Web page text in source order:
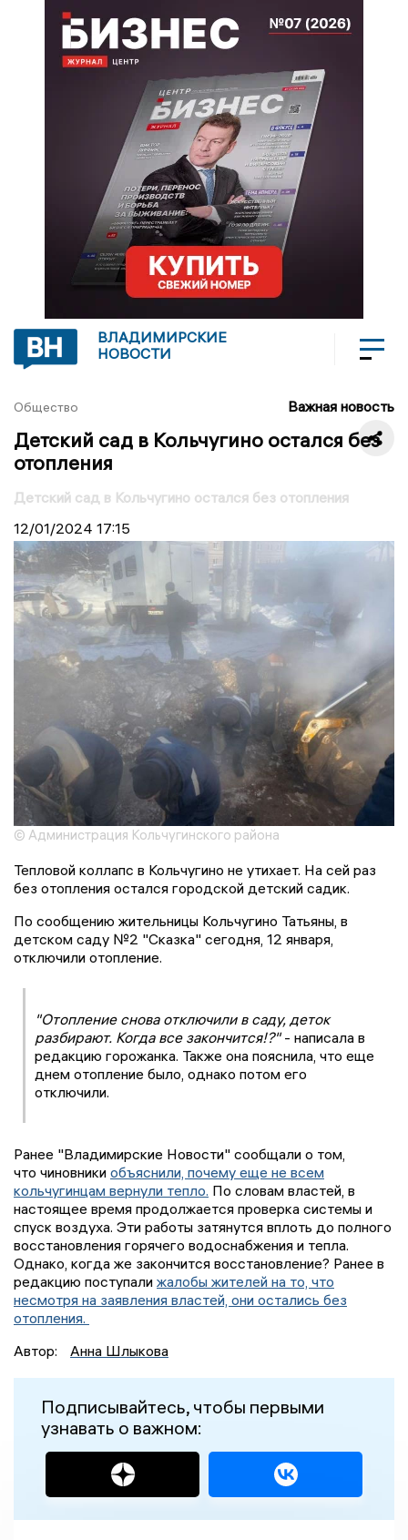
ВЛАДИМИРСКИЕ
НОВОСТИ
Общество Важная новость
Детский сад в Кольчугино остался без
отопления
Детский сад в Кольчугино остался без отопления
12/01/2024 17:15
© Администрация Кольчугинского района
Тепловой коллапс в Кольчугино не утихает. На сей раз
без отопления остался городской детский садик.
По сообщению жительницы Кольчугино Татьяны, в
детском саду №2 "Сказка" сегодня, 12 января,
отключили отопление.
"Отопление снова отключили в саду, деток
разбирают. Когда все закончится!?"- написала в
редакцию горожанка. Также она пояснила, что еще
днем отопление было, однако потом его
отключили.
Ранее "Владимирские Новости" сообщали о том,
что чиновники объяснили, почему еще не всем
кольчугинцам вернули тепло. По словам властей, в
настоящее время продолжается проверка системы и
спуск воздуха. Эти работы затянутся вплоть до полного
восстановления горячего водоснабжения и тепла.
Однако, когда же закончится восстановление? Ранее в
редакцию поступали жалобы жителей на то, что
несмотря на заявления властей, они остались без
отопления.
Автор:
Анна Шлыкова
Подписывайтесь, чтобы первыми
узнавать о важном: